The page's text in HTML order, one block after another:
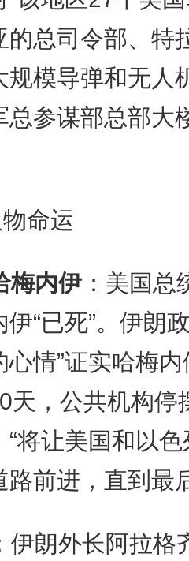
的总司令部、特
规模导弹和无人
总参谋部总部大
命运
梅内伊：美国总
“已死”。伊朗
心情”证实哈梅
天，公共机构
将让美国和以
路前进，直到最
伊朗外长阿拉